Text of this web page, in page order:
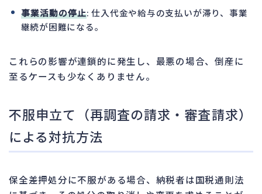
事業活動の停止: 仕入代金や給与の支払いが滞り、事業
継続が困難になる。
これらの影響が連鎖的に発生し、最悪の場合、倒産に
至るケースも少なくありません。
不服申立て（再調査の請求・審査請求）
による対抗方法
保全差押処分に不服がある場合、納税者は国税通則法